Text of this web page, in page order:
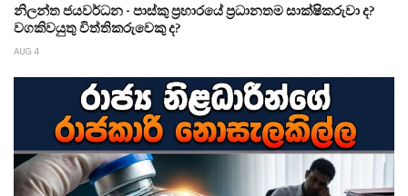
නිලන්ත ජයවර්ධන - පාස්කු ප්‍රහාරයේ ප්‍රධානතම සාක්ෂිකරුවා ද?
වගකිවයුතු විත්තිකරුවෙකු ද?
AUG 4